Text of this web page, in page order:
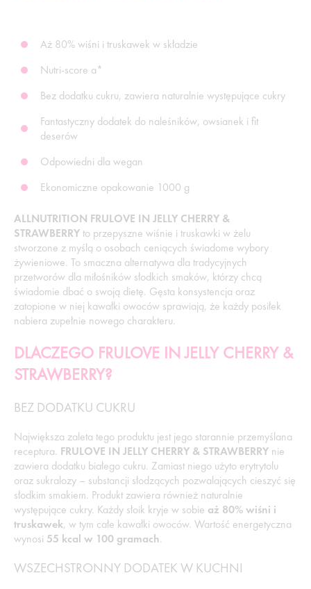
Aż 80% wiśni i truskawek w składzie
Nutri-score a*
Bez dodatku cukru, zawiera naturalnie występujące cukry
Fantastyczny dodatek do naleśników, owsianek i fit
deserów
Odpowiedni dla wegan
Ekonomiczne opakowanie 1000 g
ALLNUTRITION FRULOVE IN JELLY CHERRY &
STRAWBERRYto przepyszne wiśnie i truskawki w żelu
stworzone z myślą o osobach ceniących świadome wybory
żywieniowe. To smaczna alternatywa dla tradycyjnych
przetworów dla miłośników słodkich smaków, którzy chcą
świadomie dbać o swoją dietę. Gęsta konsystencja oraz
zatopione w niej kawałki owoców sprawiają, że każdy posiłek
nabiera zupełnie nowego charakteru.
DLACZEGO FRULOVE IN JELLY CHERRY &
STRAWBERRY?
BEZ DODATKU CUKRU
Największa zaleta tego produktu jest jego starannie przemyślana
receptura. FRULOVE IN JELLY CHERRY & STRAWBERRY nie
zawiera dodatku białego cukru. Zamiast niego użyto erytrytolu
oraz sukralozy – substancji słodzących pozwalających cieszyć się
słodkim smakiem. Produkt zawiera również naturalnie
występujące cukry. Każdy słoik kryje w sobie aż 80% wiśni i
truskawek, w tym całe kawałki owoców. Wartość energetyczna
wynosi 55 kcal w 100 gramach.
WSZECHSTRONNY DODATEK W KUCHNI